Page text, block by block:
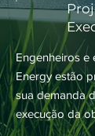
Engenheiros e
Energy estão
sua demanda
execução da